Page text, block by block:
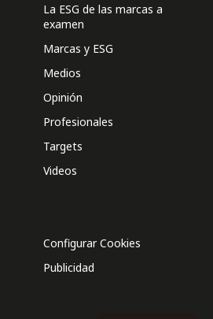
La ESG de las marcas a
examen
Marcas y ESG
Medios
Opinión
Profesionales
Targets
Videos
Configurar Cookies
Publicidad